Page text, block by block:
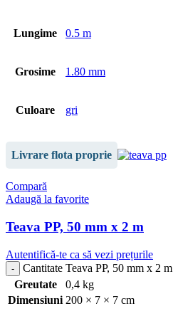
Lungime 0.5 m
Grosime 1.80 mm
Culoare gri
Livrare flota proprie
Compară
Adaugă la favorite
Teava PP, 50 mm x 2 m
Autentifică-te ca să vezi prețurile
Cantitate Teava PP, 50 mm x 2 m
Greutate
0,4 kg
Dimensiuni 200 × 7 × 7 cm